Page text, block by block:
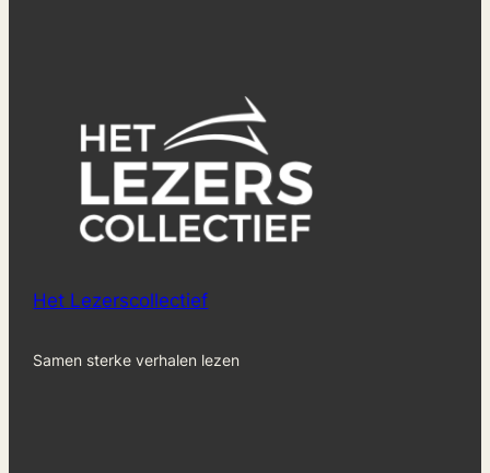
Het Lezerscollectief
Samen sterke verhalen lezen